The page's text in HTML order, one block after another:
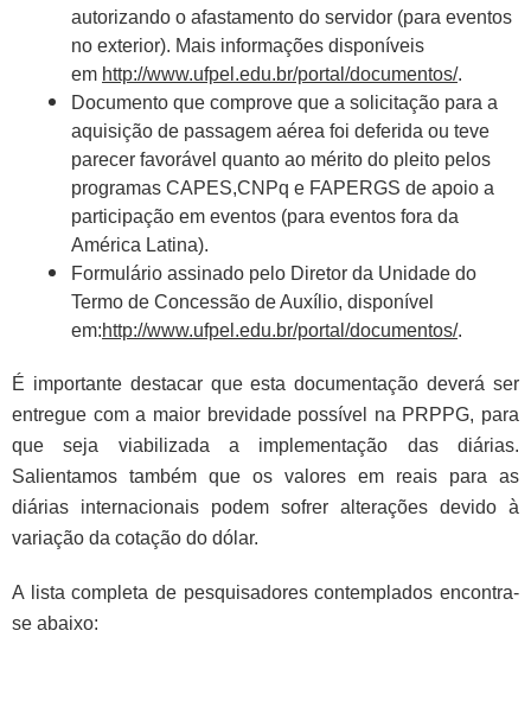
autorizando o afastamento do servidor (para eventos
no exterior). Mais informações disponíveis
em http://www.ufpel.edu.br/portal/documentos/.
Documento que comprove que a solicitação para a
aquisição de passagem aérea foi deferida ou teve
parecer favorável quanto ao mérito do pleito pelos
programas CAPES,CNPq e FAPERGS de apoio a
participação em eventos (para eventos fora da
América Latina).
Formulário assinado pelo Diretor da Unidade do
Termo de Concessão de Auxílio, disponível
em:http://www.ufpel.edu.br/portal/documentos/.
É importante destacar que esta documentação deverá ser
entregue com a maior brevidade possível na PRPPG, para
que seja viabilizada a implementação das diárias.
Salientamos também que os valores em reais para as
diárias internacionais podem sofrer alterações devido à
variação da cotação do dólar.
A lista completa de pesquisadores contemplados encontra-
se abaixo: